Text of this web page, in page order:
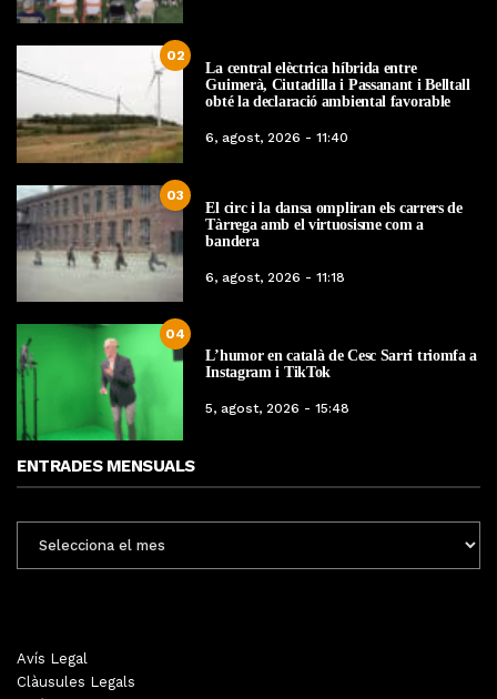
02
La central elèctrica híbrida entre
Guimerà, Ciutadilla i Passanant i Belltall
obté la declaració ambiental favorable
6, agost, 2026 - 11:40
03
El circ i la dansa ompliran els carrers de
Tàrrega amb el virtuosisme com a
bandera
6, agost, 2026 - 11:18
04
L’humor en català de Cesc Sarri triomfa a
Instagram i TikTok
5, agost, 2026 - 15:48
ENTRADES MENSUALS
MENSUALS
Avís Legal
Clàusules Legals